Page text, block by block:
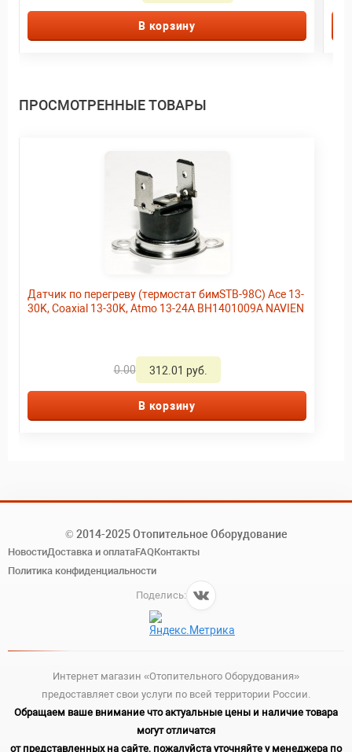
В корзину
ПРОСМОТРЕННЫЕ ТОВАРЫ
Датчик по перегреву (термостат бимSTB-98C) Ace 13-
30K, Coaxial 13-30K, Atmo 13-24A BH1401009A NAVIEN
0.00 312.01 руб.
В корзину
© 2014-2025 Отопительное Оборудование
НовостиДоставка и оплатаFAQКонтакты
Политика конфиденциальности
Поделись:
Интернет магазин «Отопительного Оборудования»
предоставляет свои услуги по всей территории России.
Обращаем ваше внимание что актуальные цены и наличие товара
могут отличатся
от представленных на сайте, пожалуйста уточняйте у менеджера по